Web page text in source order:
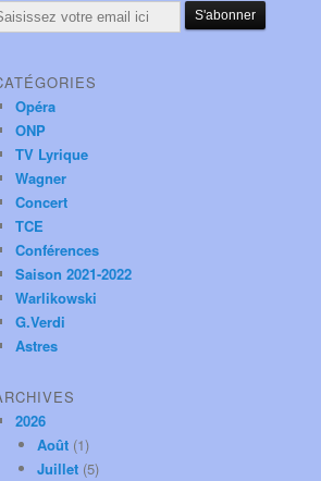
Opéra
ONP
TV Lyrique
Wagner
Concert
TCE
Conférences
Saison 2021-2022
Warlikowski
G.Verdi
Astres
2026
Août (1)
Juillet (5)